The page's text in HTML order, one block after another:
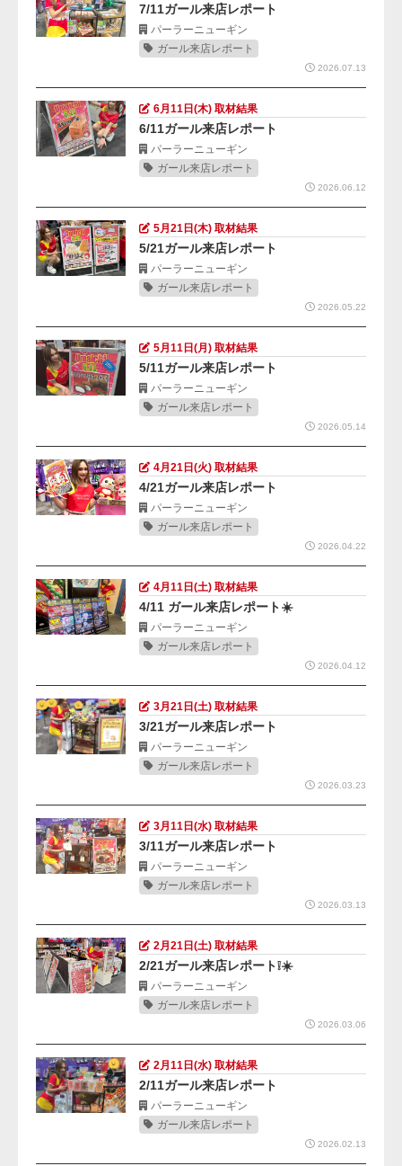
7/11ガール来店レポート
パーラーニューギン
ガール来店レポート
2026.07.13
6月11日(木) 取材結果
6/11ガール来店レポート
パーラーニューギン
ガール来店レポート
2026.06.12
5月21日(木) 取材結果
5/21ガール来店レポート
パーラーニューギン
ガール来店レポート
2026.05.22
5月11日(月) 取材結果
5/11ガール来店レポート
パーラーニューギン
ガール来店レポート
2026.05.14
4月21日(火) 取材結果
4/21ガール来店レポート
パーラーニューギン
ガール来店レポート
2026.04.22
4月11日(土) 取材結果
4/11 ガール来店レポート☀️
パーラーニューギン
ガール来店レポート
2026.04.12
3月21日(土) 取材結果
3/21ガール来店レポート
パーラーニューギン
ガール来店レポート
2026.03.23
3月11日(水) 取材結果
3/11ガール来店レポート
パーラーニューギン
ガール来店レポート
2026.03.13
2月21日(土) 取材結果
2/21ガール来店レポート❕☀️
パーラーニューギン
ガール来店レポート
2026.03.06
2月11日(水) 取材結果
2/11ガール来店レポート
パーラーニューギン
ガール来店レポート
2026.02.13